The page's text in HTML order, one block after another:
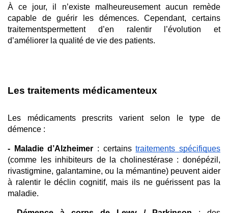
À ce jour, il n’existe malheureusement aucun remède
capable de guérir les démences. Cependant, certains
traitementspermettent d’en ralentir l’évolution et
d’améliorer la qualité de vie des patients.
Les traitements médicamenteux
Les médicaments prescrits varient selon le type de
démence :
- Maladie d’Alzheimer : certains traitements spécifiques
(comme les inhibiteurs de la cholinestérase : donépézil,
rivastigmine, galantamine, ou la mémantine) peuvent aider
à ralentir le déclin cognitif, mais ils ne guérissent pas la
maladie.